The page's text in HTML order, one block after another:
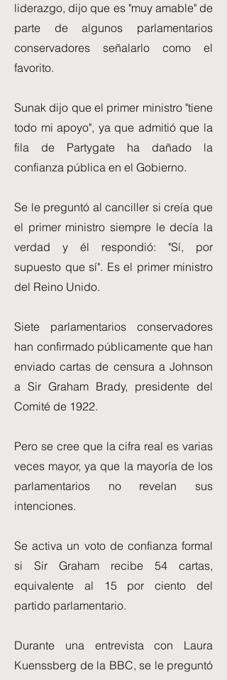
liderazgo, dijo que es "muy amable" de
parte de algunos parlamentarios
conservadores señalarlo como el
favorito.
Sunak dijo que el primer ministro "tiene
todo mi apoyo", ya que admitió que la
fila de Partygate ha dañado la
confianza pública en el Gobierno.
Se le preguntó al canciller si creía que
el primer ministro siempre le decía la
verdad y él respondió: "Sí, por
supuesto que sí". Es el primer ministro
del Reino Unido.
Siete parlamentarios conservadores
han confirmado públicamente que han
enviado cartas de censura a Johnson
a Sir Graham Brady, presidente del
Comité de 1922.
Pero se cree que la cifra real es varias
veces mayor, ya que la mayoría de los
parlamentarios no revelan sus
intenciones.
Se activa un voto de confianza formal
si Sir Graham recibe 54 cartas,
equivalente al 15 por ciento del
partido parlamentario.
Durante una entrevista con Laura
Kuenssberg de la BBC, se le preguntó